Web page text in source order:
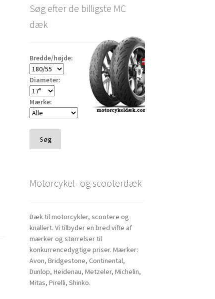
Søg efter de billigste MC
dæk
Bredde/højde:
Diameter:
Mærke:
Søg
Motorcykel- og scooterdæk
Dæk til motorcykler, scootere og
knallert. Vi tilbyder en bred vifte af
mærker og størrelser til
konkurrencedygtige priser. Mærker:
Avon, Bridgestone, Continental,
Dunlop, Heidenau, Metzeler, Michelin,
Mitas, Pirelli, Shinko.